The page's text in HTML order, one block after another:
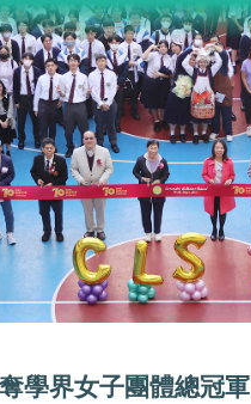
學界女子團體總冠軍